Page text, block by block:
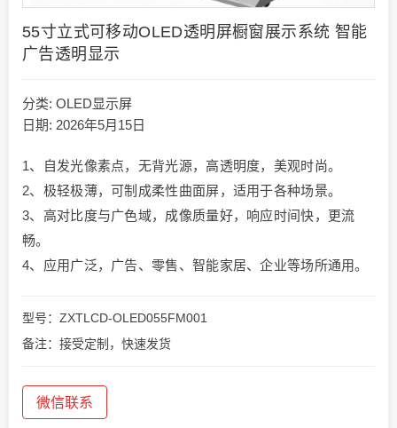
55寸立式可移动OLED透明屏橱窗展示系统 智能
广告透明显示
分类: OLED显示屏
日期: 2026年5月15日
1、自发光像素点，无背光源，高透明度，美观时尚。
2、极轻极薄，可制成柔性曲面屏，适用于各种场景。
3、高对比度与广色域，成像质量好，响应时间快，更流
畅。
4、应用广泛，广告、零售、智能家居、企业等场所通用。
型号：ZXTLCD-OLED055FM001
备注：接受定制，快速发货
微信联系